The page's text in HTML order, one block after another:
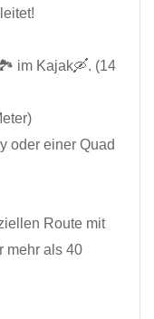
im Kajak🛶. (14
oder einer Quad
Route mit
mehr als 40